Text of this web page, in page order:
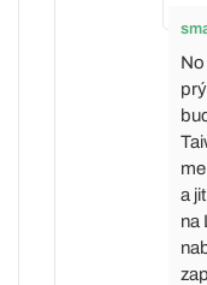
a
na